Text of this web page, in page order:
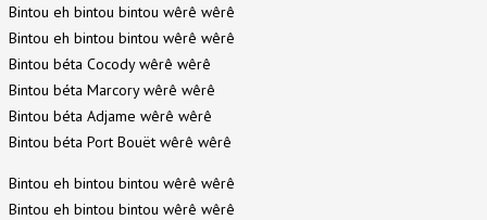
Bintou eh bintou bintou wêrê wêrê
Bintou eh bintou bintou wêrê wêrê
Bintou béta Cocody wêrê wêrê
Bintou béta Marcory wêrê wêrê
Bintou béta Adjame wêrê wêrê
Bintou béta Port Bouët wêrê wêrê
Bintou eh bintou bintou wêrê wêrê
Bintou eh bintou bintou wêrê wêrê